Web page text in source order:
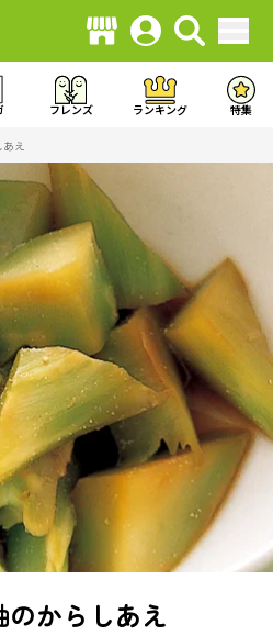
フレンズ ランキング 特集
え
のからしあえ